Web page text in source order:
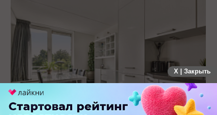
19 заявок за месяц: как производитель кухонь на заказ
протестировал Авито Рекламу в Самаре
X | Закрыть